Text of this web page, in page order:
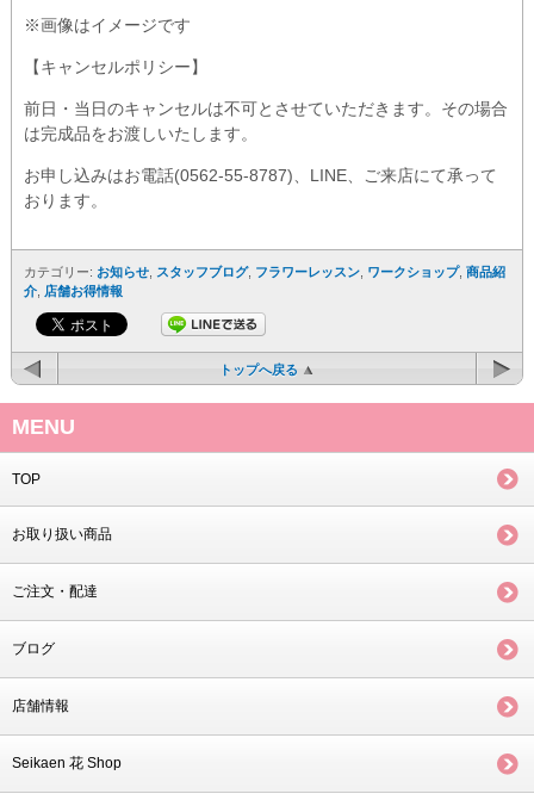
※画像はイメージです
【キャンセルポリシー】
前日・当日のキャンセルは不可とさせていただきます。その場合
は完成品をお渡しいたします。
お申し込みはお電話(0562-55-8787)、LINE、ご来店にて承って
おります。
カテゴリー: お知らせ スタッフブログ, フラワーレッスン ワークショップ, 商品紹
介 店舗お得情報
トップへ戻る
MENU
TOP
お取り扱い商品
ご注文・配達
ブログ
店舗情報
Seikaen 花 Shop